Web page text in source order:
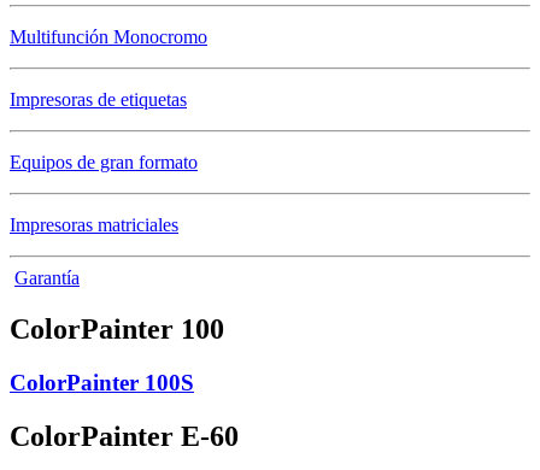
Multifunción Monocromo
Impresoras de etiquetas
Equipos de gran formato
Impresoras matriciales
Garantía
ColorPainter 100
ColorPainter 100S
ColorPainter E-60